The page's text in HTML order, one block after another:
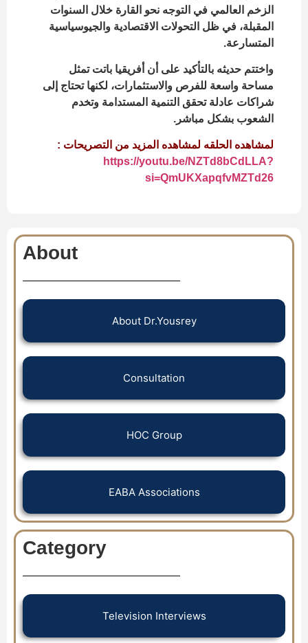
About
About Dr.Yousrey
Consultation
HOC Group
EABA Associations
Category
Television Interviews
الزخم العالمي في التوجه نحو القارة خلال السنوات
المقبلة، في ظل التحولات الاقتصادية والجيوسياسية
المتسارعة.
واختتم حديثه بالتأكيد على أن أفريقيا باتت تمثل
مساحة واسعة للفرص والاستثمارات، لكنها تحتاج إلى
شراكات عادلة تحقق التنمية المستدامة وتخدم
الشعوب بشكل مباشر.
لمشاهده الحلقه لمشاهده المزيد من التصريحات :
https://youtu.be/NZTd8bCdLLA?
si=QmUKXapqfvMZTd26